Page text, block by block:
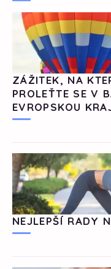
ZÁŽITEK, NA
PROLEŤTE SE V
EVROPSKOU
NEJLEPŠÍ RADY